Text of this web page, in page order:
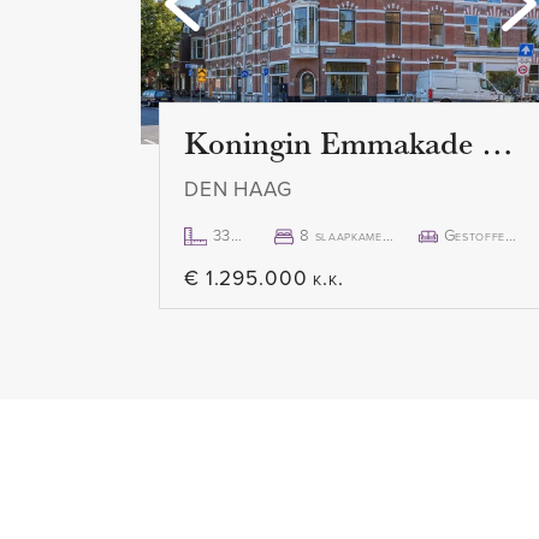
ben je in de Delftse Hout. Hier
hardlopen, suppen, zwemmen
mooi geasfalteerde 'ijsbaan',
water wordt gezet.
BEREIKBAARHEID
Op slechts vijf minuten
Metro station Nootdorp, die je
bruisende centrum van Den
Koningin Emmakade 157
DEN HAAG
333m² 8 slaapkamer(s) Gestoffeerd
€ 1.295.000 k.k.